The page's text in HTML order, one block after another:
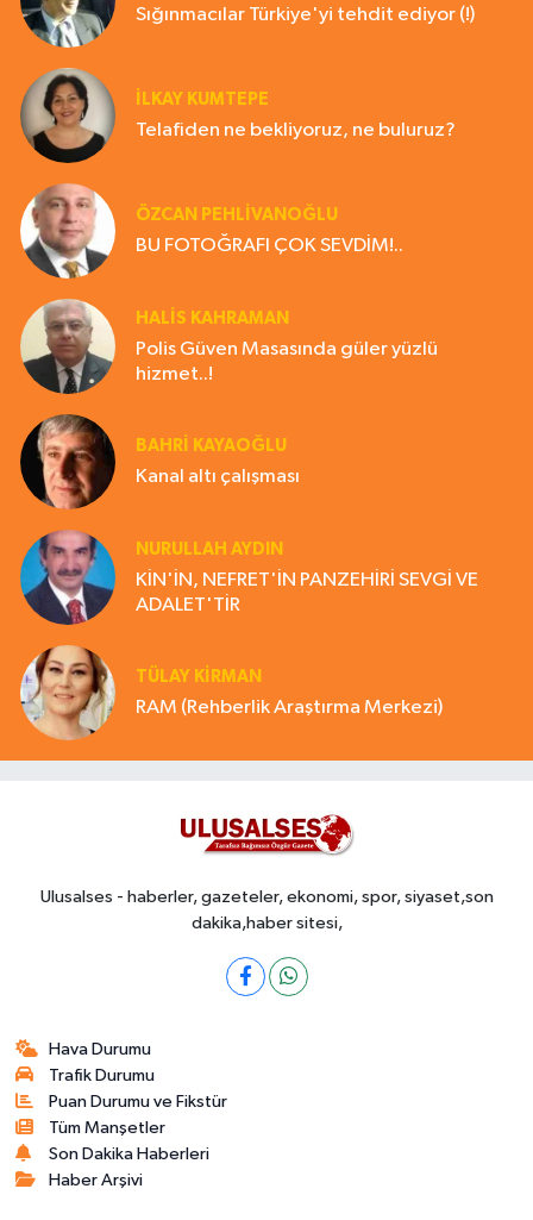
Sığınmacılar Türkiye'yi tehdit ediyor (!)
İLKAY KUMTEPE
Telafiden ne bekliyoruz, ne buluruz?
ÖZCAN PEHLİVANOĞLU
BU FOTOĞRAFI ÇOK SEVDİM!..
HALIS KAHRAMAN
Polis Güven Masasında güler yüzlü
hizmet..!
BAHRI KAYAOĞLU
Kanal altı çalışması
NURULLAH AYDIN
KİN'İN, NEFRET'İN PANZEHİRİ SEVGİ VE
ADALET'TİR
TÜLAY KİRMAN
RAM (Rehberlik Araştırma Merkezi)
Ulusalses - haberler, gazeteler, ekonomi, spor, siyaset,son
dakika,haber sitesi,
Hava Durumu
Trafik Durumu
Puan Durumu ve Fikstür
Tüm Manşetler
Son Dakika Haberleri
Haber Arşivi